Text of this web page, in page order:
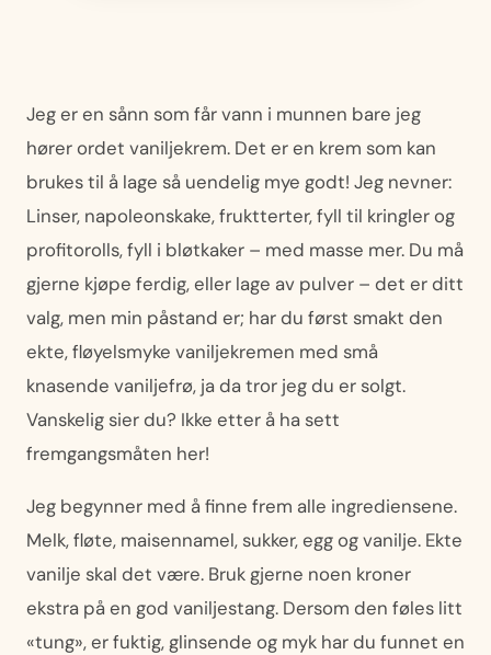
Jeg er en sånn som får vann i munnen bare jeg
hører ordet vaniljekrem. Det er en krem som kan
brukes til å lage så uendelig mye godt! Jeg nevner:
Linser, napoleonskake, fruktterter, fyll til kringler og
profitorolls, fyll i bløtkaker – med masse mer. Du må
gjerne kjøpe ferdig, eller lage av pulver – det er ditt
valg, men min påstand er; har du først smakt den
ekte, fløyelsmyke vaniljekremen med små
knasende vaniljefrø, ja da tror jeg du er solgt.
Vanskelig sier du? Ikke etter å ha sett
fremgangsmåten her!
Jeg begynner med å finne frem alle ingrediensene.
Melk, fløte, maisennamel, sukker, egg og vanilje. Ekte
vanilje skal det være. Bruk gjerne noen kroner
ekstra på en god vaniljestang. Dersom den føles litt
«tung», er fuktig, glinsende og myk har du funnet en